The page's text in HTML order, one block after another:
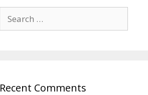
for:
Recent Comments